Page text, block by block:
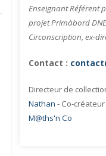
Enseignant Référent
projet Primàbord
Circonscription, ex-
Contact :
Directeur de
Nathan - Co-créateur
M@ths'n Co